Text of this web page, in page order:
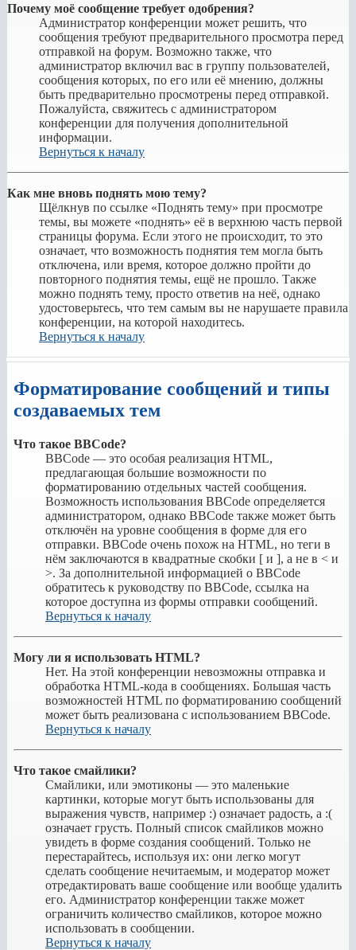
Почему моё сообщение требует одобрения?
Администратор конференции может решить, что
сообщения требуют предварительного просмотра перед
отправкой на форум. Возможно также, что
администратор включил вас в группу пользователей,
сообщения которых, по его или её мнению, должны
быть предварительно просмотрены перед отправкой.
Пожалуйста, свяжитесь с администратором
конференции для получения дополнительной
информации.
Вернуться к началу
Как мне вновь поднять мою тему?
Щёлкнув по ссылке «Поднять тему» при просмотре
темы, вы можете «поднять» её в верхнюю часть первой
страницы форума. Если этого не происходит, то это
означает, что возможность поднятия тем могла быть
отключена, или время, которое должно пройти до
повторного поднятия темы, ещё не прошло. Также
можно поднять тему, просто ответив на неё, однако
удостоверьтесь, что тем самым вы не нарушаете правила
конференции, на которой находитесь.
Вернуться к началу
Форматирование сообщений и типы
создаваемых тем
Что такое BBCode?
BBCode — это особая реализация HTML,
предлагающая большие возможности по
форматированию отдельных частей сообщения.
Возможность использования BBCode определяется
администратором, однако BBCode также может быть
отключён на уровне сообщения в форме для его
отправки. BBCode очень похож на HTML, но теги в
нём заключаются в квадратные скобки [ и ], а не в < и
>. За дополнительной информацией о BBCode
обратитесь к руководству по BBCode, ссылка на
которое доступна из формы отправки сообщений.
Вернуться к началу
Могу ли я использовать HTML?
Нет. На этой конференции невозможны отправка и
обработка HTML-кода в сообщениях. Большая часть
возможностей HTML по форматированию сообщений
может быть реализована с использованием BBCode.
Вернуться к началу
Что такое смайлики?
Смайлики, или эмотиконы — это маленькие
картинки, которые могут быть использованы для
выражения чувств, например :) означает радость, а :(
означает грусть. Полный список смайликов можно
увидеть в форме создания сообщений. Только не
перестарайтесь, используя их: они легко могут
сделать сообщение нечитаемым, и модератор может
отредактировать ваше сообщение или вообще удалить
его. Администратор конференции также может
ограничить количество смайликов, которое можно
использовать в сообщении.
Вернуться к началу